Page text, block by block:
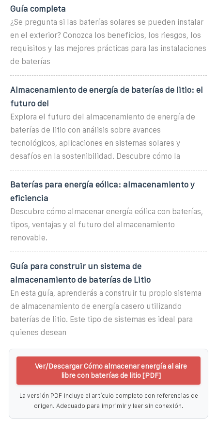
Guía completa
¿Se pregunta si las baterías solares se pueden instalar
en el exterior? Conozca los beneficios, los riesgos, los
requisitos y las mejores prácticas para las instalaciones
de baterías
Almacenamiento de energía de baterías de litio: el
futuro del
Explora el futuro del almacenamiento de energía de
baterías de litio con análisis sobre avances
tecnológicos, aplicaciones en sistemas solares y
desafíos en la sostenibilidad. Descubre cómo la
Baterías para energía eólica: almacenamiento y
eficiencia
Descubre cómo almacenar energía eólica con baterías,
tipos, ventajas y el futuro del almacenamiento
renovable.
Guía para construir un sistema de
almacenamiento de baterías de Litio
En esta guía, aprenderás a construir tu propio sistema
de almacenamiento de energía casero utilizando
baterías de litio. Este tipo de sistemas es ideal para
quienes desean
Ver/Descargar Cómo almacenar energía al aire
libre con baterías de litio [PDF]
La versión PDF incluye el artículo completo con referencias de
origen. Adecuado para imprimir y leer sin conexión.